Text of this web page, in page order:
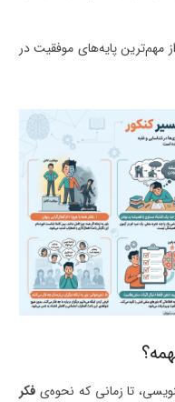
پایه‌های موفقیت در
تا زمانی که نحوه‌ی فکر